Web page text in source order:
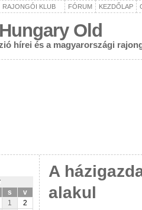
RAJONGÓI KLUB FÓRUM KEZDŐLAP
Old
hírei és a magyarországi
s
v
1
2
A
alakul